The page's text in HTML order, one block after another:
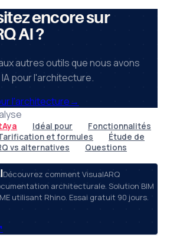
encore sur
AI ?
autres outils que nous avons
pour l'architecture.
l'architecture→
Idéal pour
Fonctionnalités
et formules
Étude de
vs alternatives
Questions
Découvrez comment VisualARQ
architecturale. Solution BIM
utilisant Rhino. Essai gratuit 90 jours.